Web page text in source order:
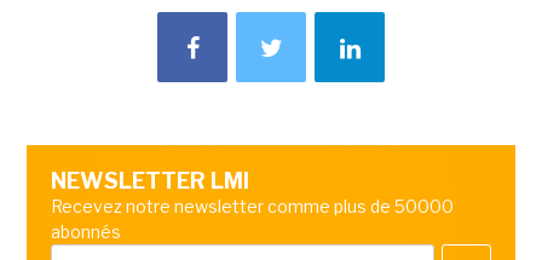
NEWSLETTER LMI
Recevez notre newsletter comme plus de 50000
abonnés